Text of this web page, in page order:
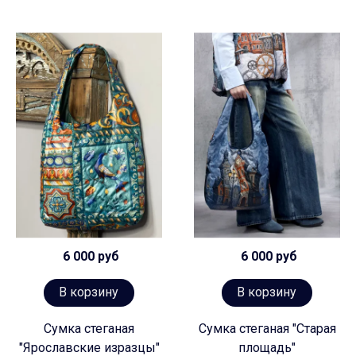
6 000 руб
В корзину
Сумка стеганая
"Ярославские изразцы"
6 000 руб
В корзину
Сумка стеганая "Старая
площадь"